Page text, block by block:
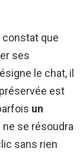
constat que
ses
le chat, il
est
un
ne se résoudra
sans rien